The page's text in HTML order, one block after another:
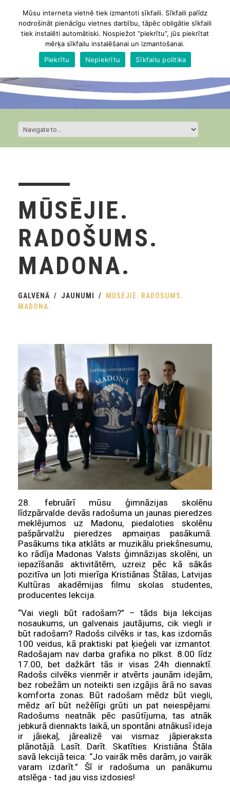
MŪSĒJIE.
RADOŠUMS.
MADONA.
GALVENĀ JAUNUMI
MŪSĒJIE. RADOŠUMS.
MADONA.
28. februārī mūsu ģimnāzijas skolēnu
līdzpārvalde devās radošuma un jaunas pieredzes
meklējumos uz Madonu, piedaloties skolēnu
pašpārvalžu pieredzes apmaiņas pasākumā.
Pasākums tika atklāts ar muzikālu priekšnesumu,
ko rādīja Madonas Valsts ģimnāzijas skolēni, un
iepazīšanās aktivitātēm, uzreiz pēc kā sākās
pozitīva un ļoti mierīga Kristiānas Štālas, Latvijas
Kultūras akadēmijas filmu skolas studentes,
producentes lekcija.
“Vai viegli būt radošam?” – tāds bija lekcijas
nosaukums, un galvenais jautājums, cik viegli ir
būt radošam? Radošs cilvēks ir tas, kas izdomās
100 veidus, kā praktiski pat ķieģeli var izmantot.
Radošajam nav darba grafika no plkst. 8.00 līdz
17.00, bet dažkārt tās ir visas 24h diennaktī.
Radošs cilvēks vienmēr ir atvērts jaunām idejām,
bez robežām un noteikti sen izgājis ārā no savas
komforta zonas. Būt radošam mēdz būt viegli,
mēdz arī būt nežēlīgi grūti un pat neiespējami.
Radošums neatnāk pēc pasūtījuma, tas atnāk
jebkurā diennakts laikā, un spontāni atnākusī ideja
ir jāiekaļ, jārealizē vai vismaz jāpieraksta
plānotājā. Lasīt. Darīt. Skatīties. Kristiāna Štāla
savā lekcijā teica: “Jo vairāk mēs darām, jo vairāk
varam izdarīt.” Šī ir radošuma un panākumu
atslēga - tad jau viss izdosies!
Mūsu interneta vietnē tiek izmantoti sīkfaili. Sīkfaili palīdz
nodrošināt pienācīgu vietnes darbību, tāpēc obligātie sīkfaili
tiek instalēti automātiski. Nospiežot “piekrītu”, jūs piekrītat
mērķa sīkfailu instalēšanai un izmantošanai.
Piekrītu
Nepiekrītu Sīkfailu politika